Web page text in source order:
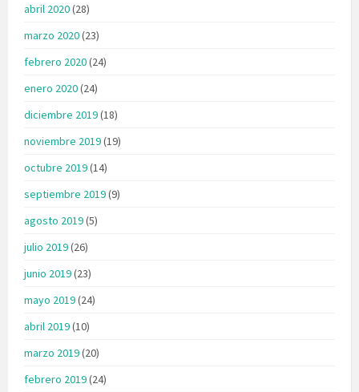
abril 2020(28)
marzo 2020(23)
febrero 2020(24)
enero 2020(24)
diciembre 2019(18)
noviembre 2019(19)
octubre 2019(14)
septiembre 2019(9)
agosto 2019(5)
julio 2019(26)
junio 2019(23)
mayo 2019(24)
abril 2019(10)
marzo 2019(20)
febrero 2019(24)